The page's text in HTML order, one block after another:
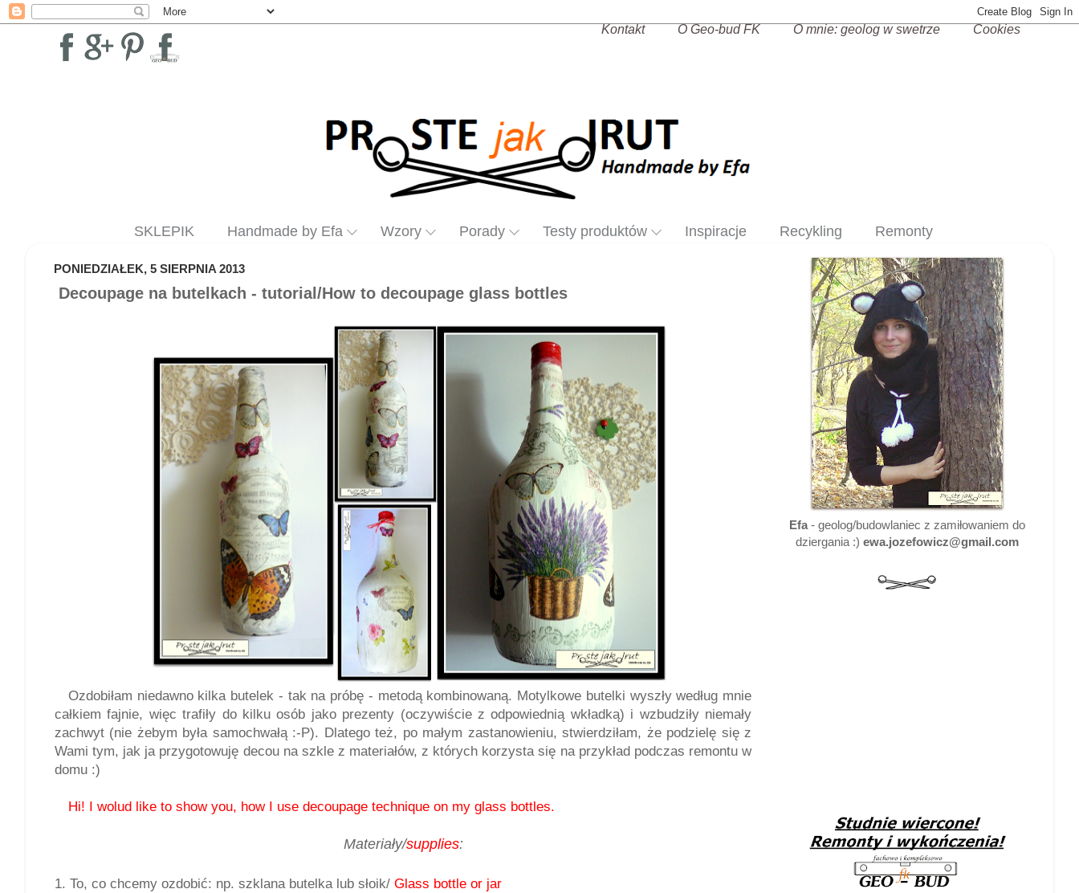
Kontakt O Geo-bud FK O mnie: geolog w swetrze Cookies
SKLEPIK Handmade by Efa Wzory Porady Testy produktów Inspiracje Recykling Remonty
PONIEDZIAŁEK, 5 SIERPNIA 2013
Decoupage na butelkach - tutorial/How to decoupage glass bottles
Ozdobiłam niedawno kilka butelek - tak na próbę - metodą kombinowaną. Motylkowe butelki wyszły według mnie
całkiem fajnie, więc trafiły do kilku osób jako prezenty (oczywiście z odpowiednią wkładką) i wzbudziły niemały
zachwyt (nie żebym była samochwałą :-P). Dlatego też, po małym zastanowieniu, stwierdziłam, że podzielę się z
Wami tym, jak ja przygotowuję decou na szkle z materiałów, z których korzysta się na przykład podczas remontu w
domu :)
Hi! I wolud like to show you, how I use decoupage technique on my glass bottles.
Materiały/supplies:
1. To, co chcemy ozdobić: np. szklana butelka lub słoik/ Glass bottle or jar
Efa- geolog/budowlaniec z zamiłowaniem do
dziergania :) ewa.jozefowicz@gmail.com